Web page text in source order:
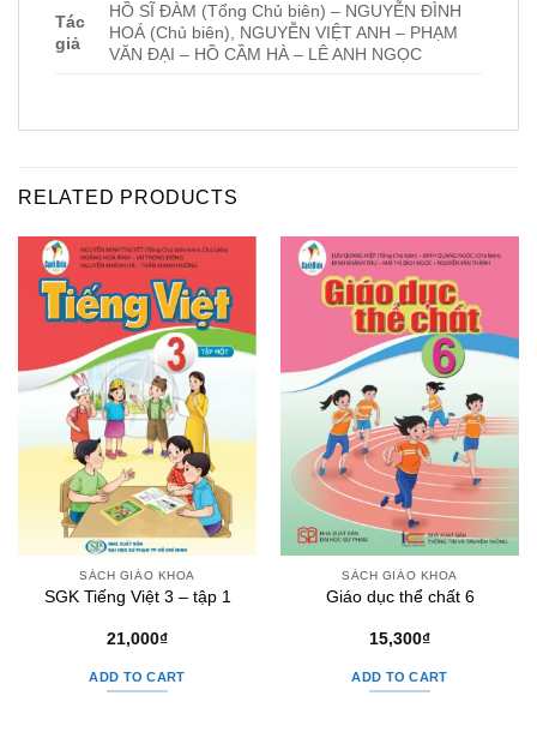
Tác
giả
HỒ SĨ ĐÀM (Tổng Chủ biên) – NGUYỄN ĐÌNH
HOÁ (Chủ biên), NGUYỄN VIỆT ANH – PHẠM
VĂN ĐẠI – HỒ CẦM HÀ – LÊ ANH NGỌC
RELATED PRODUCTS
SÁCH GIÁO KHOA
SGK Tiếng Việt 3 – tập 1
21,000₫
ADD TO CART
SÁCH GIÁO KHOA
Giáo dục thể chất 6
15,300₫
ADD TO CART